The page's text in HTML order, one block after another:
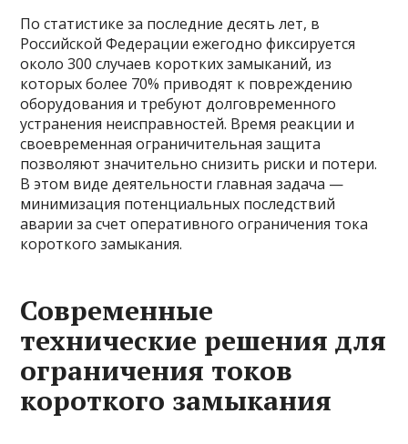
По статистике за последние десять лет, в
Российской Федерации ежегодно фиксируется
около 300 случаев коротких замыканий, из
которых более 70% приводят к повреждению
оборудования и требуют долговременного
устранения неисправностей. Время реакции и
своевременная ограничительная защита
позволяют значительно снизить риски и потери.
В этом виде деятельности главная задача —
минимизация потенциальных последствий
аварии за счет оперативного ограничения тока
короткого замыкания.
Современные
технические решения для
ограничения токов
короткого замыкания